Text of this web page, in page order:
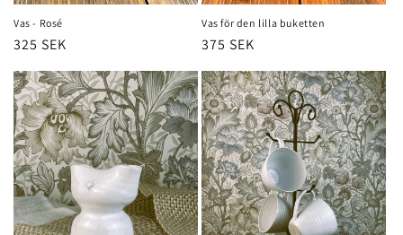
Vas - Rosé
Ordinarie
325 SEK
Vas för den lilla buketten
Ordinarie
375 SEK